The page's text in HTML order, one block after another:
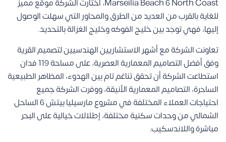
Marseilia Beach 6 North Coast، اختارت الشركة موقع مميز
للغاية بالقرب من العديد من الطرق والمحاور التي سهلت الوصول
إليها، فهي توجد بين خليج الفوكه وخليج الغزالة بالتحديد.
تعاونت الشركة مع أشهر الاستشاريين الهندسيين لتصميم القرية
وفق أفضل التصاميم المعمارية العصرية، على مساحة 119 فدان
استطاعت الشركة أن تحقق تناغم تام بين الهدوء، المظاهر الطبيعية
الساحرة، التصاميم المعمارية الأنيقة، ووفرت الشركة جميع
احتياجات العملاء المختلفة في مشروع مارسيليا بيتش 6 الساحل
الشمالي من وحدات سكنية مختلفة، إطلالات خيالية على البحر
مباشرة واللاندسكيب.